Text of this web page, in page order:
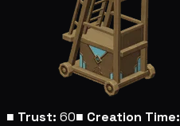
■ Trust: 60■ Creation Time: